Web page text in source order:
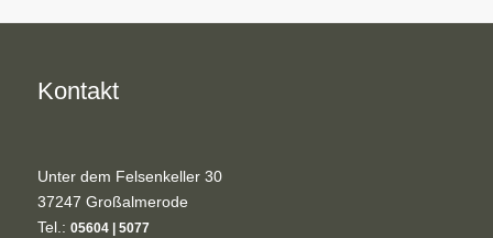
Kontakt
Unter dem Felsenkeller 30
37247 Großalmerode
Tel.: 05604 | 5077